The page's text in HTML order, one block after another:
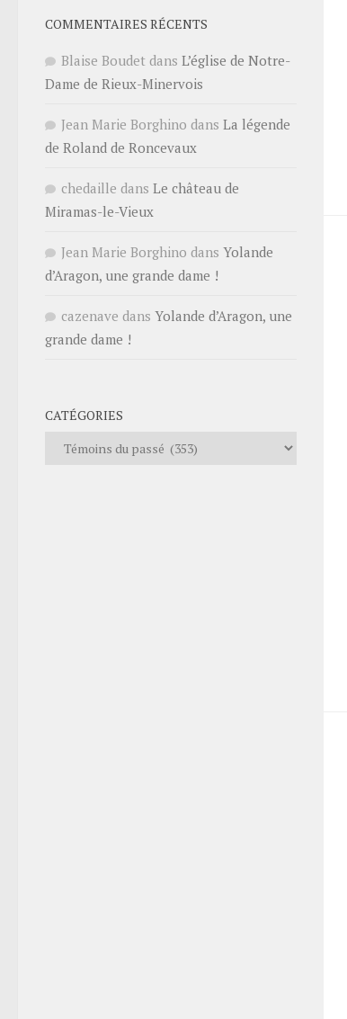
COMMENTAIRES RÉCENTS
Blaise Boudet dans L’église de Notre-
Dame de Rieux-Minervois
Jean Marie Borghino dans La légende
de Roland de Roncevaux
chedaille dans Le château de
Miramas-le-Vieux
Jean Marie Borghino dans Yolande
d’Aragon, une grande dame !
cazenave dans Yolande d’Aragon, une
grande dame !
CATÉGORIES
Catégories